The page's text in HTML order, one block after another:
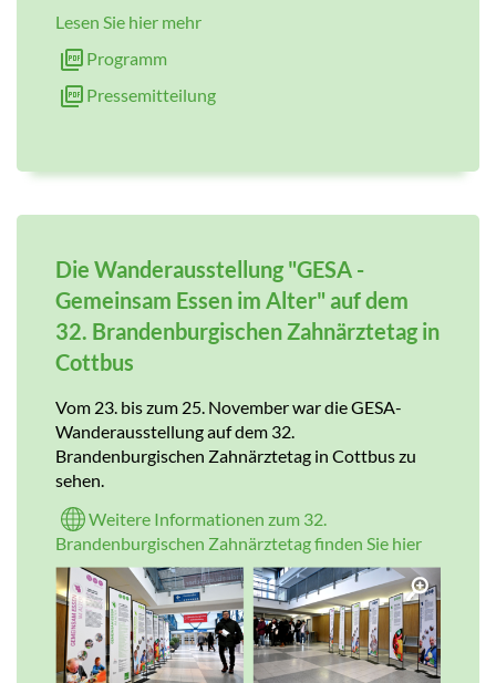
Lesen Sie hier mehr
Programm
Pressemitteilung
Die Wanderausstellung "GESA -
Gemeinsam Essen im Alter" auf dem
32. Brandenburgischen Zahnärztetag in
Cottbus
Vom 23. bis zum 25. November war die GESA-
Wanderausstellung auf dem 32.
Brandenburgischen Zahnärztetag in Cottbus zu
sehen.
Weitere Informationen zum 32.
Brandenburgischen Zahnärztetag finden Sie hier